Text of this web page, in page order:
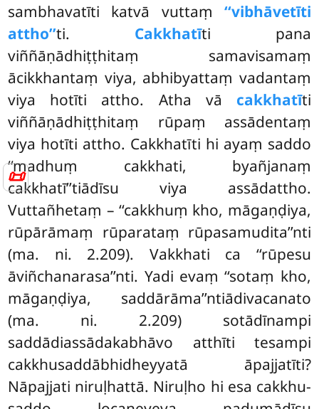
📜
sambhavatīti katvā vuttaṃ ‘‘vibhāvetīti
attho’’ti. Cakkhatīti pana
viññāṇādhiṭṭhitaṃ samavisamaṃ
ācikkhantaṃ viya, abhibyattaṃ vadantaṃ
viya hotīti attho. Atha vā cakkhatīti
viññāṇādhiṭṭhitaṃ rūpaṃ assādentaṃ
viya hotīti attho. Cakkhatīti hi ayaṃ saddo
‘‘madhuṃ cakkhati, byañjanaṃ
cakkhatī’’tiādīsu viya assādattho.
Vuttañhetaṃ – ‘‘cakkhuṃ kho, māgaṇḍiya,
rūpārāmaṃ rūparataṃ rūpasamudita’’nti
(ma. ni. 2.209). Vakkhati ca ‘‘rūpesu
āviñchanarasa’’nti. Yadi evaṃ ‘‘sotaṃ kho,
māgaṇḍiya, saddārāma’’ntiādivacanato
(ma. ni. 2.209) sotādīnampi
saddādiassādakabhāvo atthīti tesampi
cakkhusaddābhidheyyatā āpajjatīti?
Nāpajjati niruḷhattā. Niruḷho hi esa cakkhu-